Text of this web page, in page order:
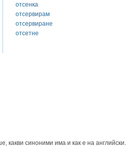
отсенка
отсервирам
отсервиране
отсетне
какви синоними има и как е на английски.